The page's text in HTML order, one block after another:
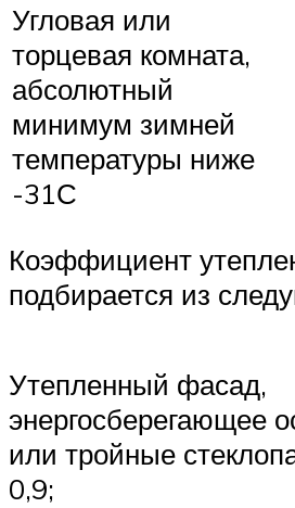
Угловая или
торцевая комната,
абсолютный
минимум зимней
температуры ниже
-31С
Коэффициент
подбирается из
Утепленный фасад,
энергосберегающее
или тройные
0,9;